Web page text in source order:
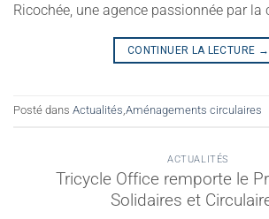
Ricochée, une agence passionnée par la
CONTINUER LA LECTURE →
Posté dans Actualités,Aménagements circulaires
ACTUALITÉS
Tricycle Office remporte le
Solidaires et